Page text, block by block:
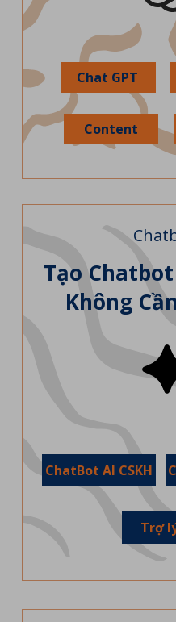
Chat GPT
Content
Tạo
Không
ChatBot AI CSKH
Trợ